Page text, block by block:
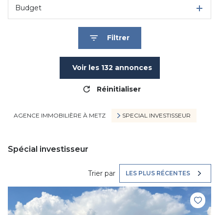
Budget
Filtrer
Voir les 132 annonces
Réinitialiser
AGENCE IMMOBILIÈRE À METZ SPECIAL INVESTISSEUR
Spécial investisseur
Trier par LES PLUS RÉCENTES